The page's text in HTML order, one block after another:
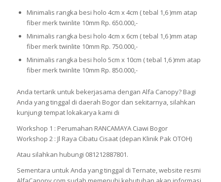
Minimalis rangka besi holo 4cm x 4cm ( tebal 1,6 )mm atap
fiber merk twinlite 10mm Rp. 650.000,-
Minimalis rangka besi holo 4cm x 6cm ( tebal 1,6 )mm atap
fiber merk twinlite 10mm Rp. 750.000,-
Minimalis rangka besi holo 5cm x 10cm ( tebal 1,6 )mm atap
fiber merk twinlite 10mm Rp. 850.000,-
Anda tertarik untuk bekerjasama dengan Alfa Canopy? Bagi
Anda yang tinggal di daerah Bogor dan sekitarnya, silahkan
kunjungi tempat lokakarya kami di
Workshop 1 : Perumahan RANCAMAYA Ciawi Bogor
Workshop 2 : Jl Raya Cibatu Cisaat (depan Klinik Pak OTOH)
Atau silahkan hubungi 081212887801.
Sementara untuk Anda yang tinggal di Ternate, website resmi